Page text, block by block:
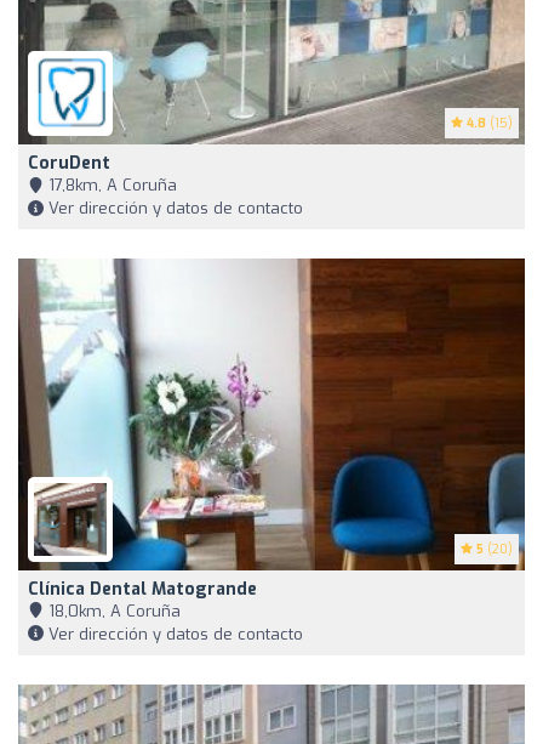
4.8 (15)
CoruDent
17,8km, A Coruña
Ver dirección y datos de contacto
5 (20)
Clínica Dental Matogrande
18,0km, A Coruña
Ver dirección y datos de contacto